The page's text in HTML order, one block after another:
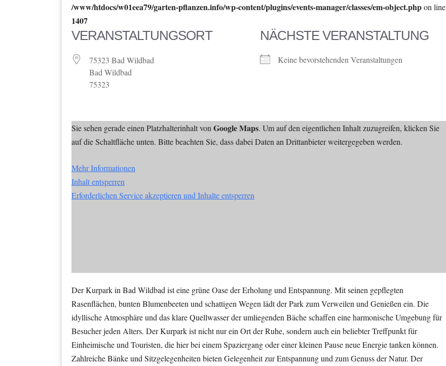
/www/htdocs/w01eea79/garten-pflanzen.info/wp-content/plugins/events-manager/classes/em-object.phpon line
1407
VERANSTALTUNGSORT
75323 Bad Wildbad
Bad Wildbad
75323
NÄCHSTE VERANSTALTUNG
Keine bevorstehenden Veranstaltungen
Sie sehen gerade einen Platzhalterinhalt von Google Maps. Um auf den eigentlichen Inhalt zuzugreifen, klicken Sie
auf die Schaltfläche unten. Bitte beachten Sie, dass dabei Daten an Drittanbieter weitergegeben werden.
Mehr Informationen
Inhalt entsperren
Erforderlichen Service akzeptieren und Inhalte entsperren
Der Kurpark in Bad Wildbad ist eine grüne Oase der Erholung und Entspannung. Mit seinen gepflegten
Rasenflächen, bunten Blumenbeeten und schattigen Wegen lädt der Park zum Verweilen und Genießen ein. Die
idyllische Atmosphäre und das klare Quellwasser der umliegenden Bäche schaffen eine harmonische Umgebung für
Besucher jeden Alters. Der Kurpark ist nicht nur ein Ort der Ruhe, sondern auch ein beliebter Treffpunkt für
Einheimische und Touristen, die hier bei einem Spaziergang oder einer kleinen Pause neue Energie tanken können.
Zahlreiche Bänke und Sitzgelegenheiten bieten Gelegenheit zur Entspannung und zum Genuss der Natur. Der